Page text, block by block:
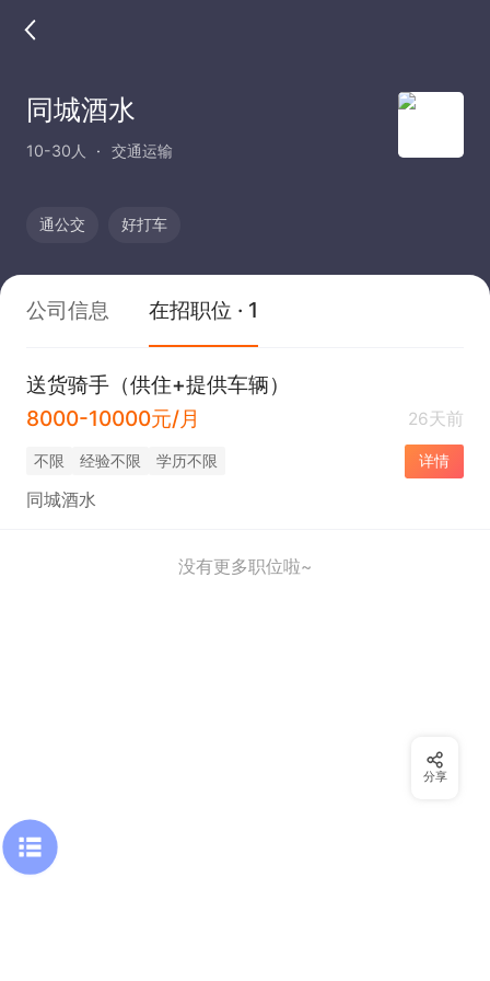
同城酒水
10-30人 交通运输
通公交 好打车
公司信息 在招职位 · 1
送货骑手（供住+提供车辆）
8000-10000元/月
26天前
不限 经验不限 学历不限 详情
同城酒水
没有更多职位啦~
分享